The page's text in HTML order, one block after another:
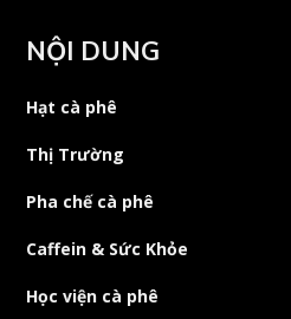
NỘI DUNG
Hạt cà phê
Thị Trường
Pha chế cà phê
Caffein & Sức Khỏe
Học viện cà phê